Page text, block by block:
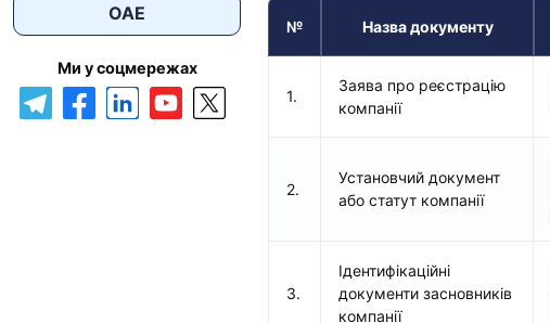
ОАЕ
Ми у соцмережах
№ Назва документу
1.
Заява про реєстрацію
компанії
2.
Установчий документ
або статут компанії
3.
Ідентифікаційні
документи засновників
компанії